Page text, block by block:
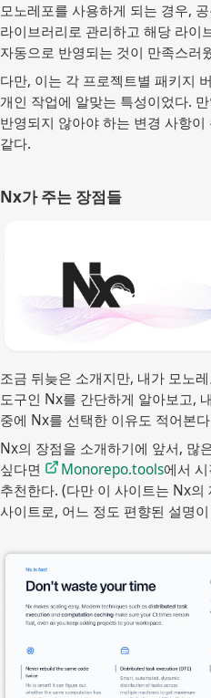
모노레포를 사용하게 되는 경우,
라이브러리로 관리하고 해당 라이
자동으로 반영되는 것이 만족스러
다만, 이는 각 프로젝트별 패키지
개인 작업에 알맞는 특성이었다.
반영되지 않아야 하는 변경 사항
같다.
Nx가 주는 장점들
조금 뒤늦은 소개지만, 내가 모노
도구인 Nx를 간단하게 알아보고,
중에 Nx를 선택한 이유도 적어본
Nx의 장점을 소개하기에 앞서, 많
싶다면
Monorepo.tools에서
추천한다. (다만 이 사이트는 Nx
사이트로, 어느 정도 편향된 설명